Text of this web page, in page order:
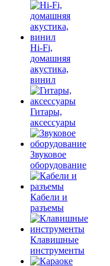
Hi-Fi,
домашняя
акустика,
винил
Гитары,
аксессуары
Звуковое
оборудование
Кабели и
разъемы
Клавишные
инструменты